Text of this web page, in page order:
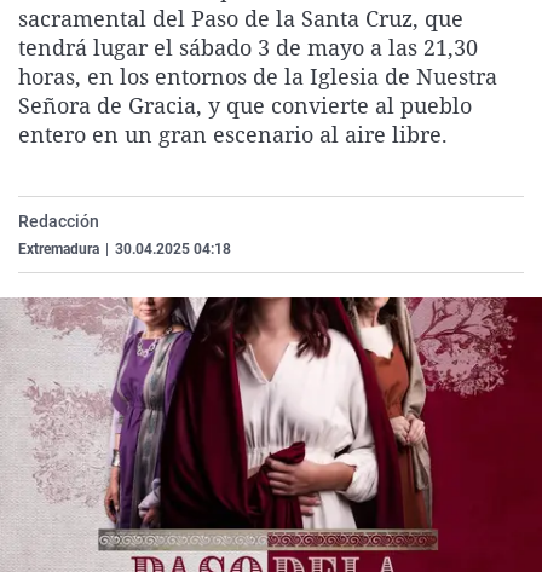
La rosa de los vientos
Gente viajera
Como el perro y el
Caso
Retornados
Equipo de
Operación Viuda
Extremadura
Galicia
La Rioja
Navarra
Virales
Televisión
Elecciones
sacramental del Paso de la Santa Cruz, que
tendrá lugar el sábado 3 de mayo a las 21,30
horas, en los entornos de la Iglesia de Nuestra
Señora de Gracia, y que convierte al pueblo
entero en un gran escenario al aire libre.
Redacción
Extremadura 30.04.2025 04:18